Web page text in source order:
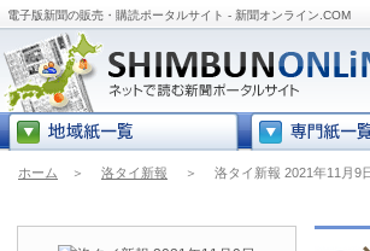
電子版新聞の販売・購読ポータルサイト - 新聞オンライン.COM
ホーム ＞ 洛タイ新報 ＞ 洛タイ新報 2021年11月9